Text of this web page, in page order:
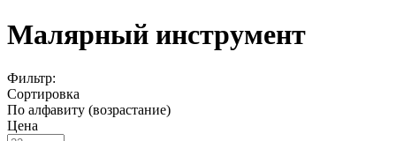
Малярный инструмент
Фильтр:
Сортировка
По алфавиту (возрастание)
Цена